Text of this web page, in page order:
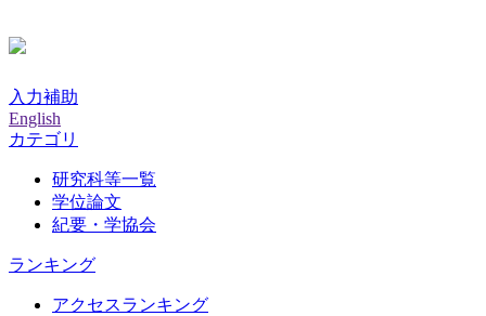
入力補助
English
カテゴリ
研究科等一覧
学位論文
紀要・学協会
ランキング
アクセスランキング